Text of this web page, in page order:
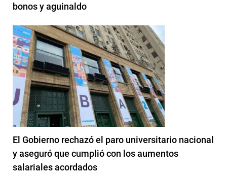
bonos y aguinaldo
El Gobierno rechazó el paro universitario nacional
y aseguró que cumplió con los aumentos
salariales acordados